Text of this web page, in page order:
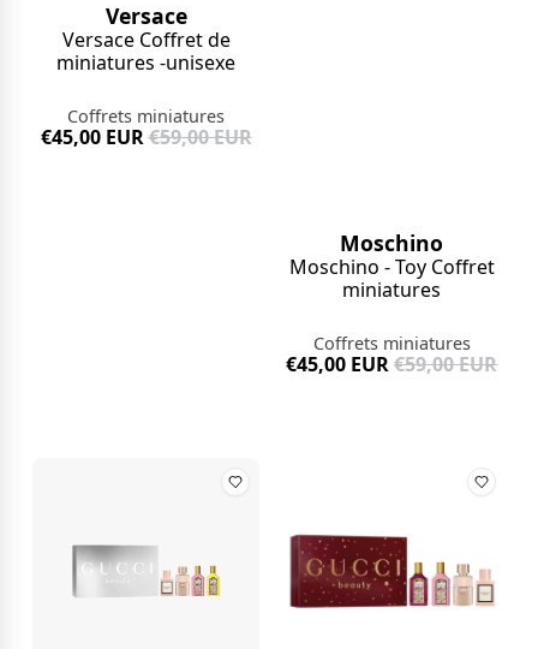
Versace
Versace Coffret de
miniatures -unisexe
Coffrets miniatures
€45,00 EUR€59,00 EUR
Moschino
Moschino - Toy Coffret
miniatures
Coffrets miniatures
€45,00 EUR€59,00 EUR